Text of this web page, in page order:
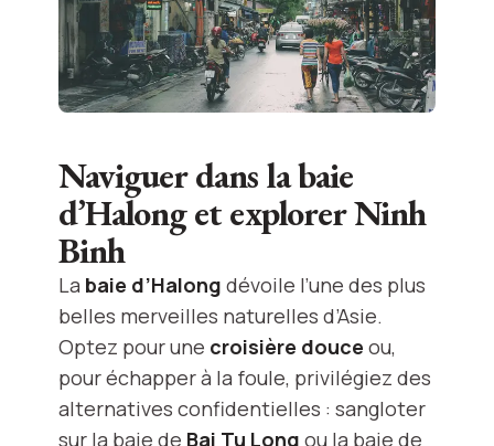
Naviguer dans la baie
d’Halong et explorer Ninh
Binh
La baie d’Halong dévoile l’une des plus
belles merveilles naturelles d’Asie.
Optez pour une croisière douce ou,
pour échapper à la foule, privilégiez des
alternatives confidentielles : sangloter
sur la baie de Bai Tu Long ou la baie de